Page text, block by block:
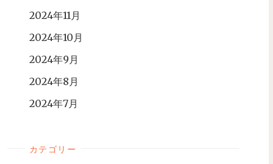
2024年11月
2024年10月
2024年9月
2024年8月
2024年7月
カテゴリー